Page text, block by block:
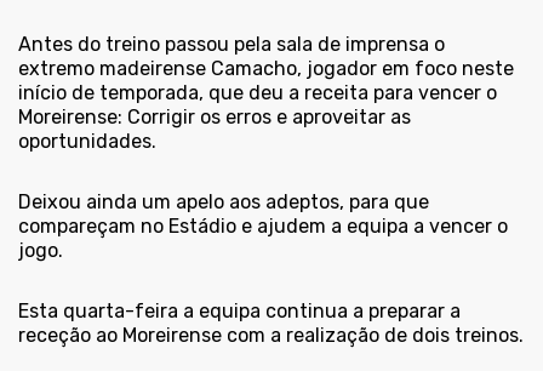
Antes do treino passou pela sala de imprensa o
extremo madeirense Camacho, jogador em foco neste
início de temporada, que deu a receita para vencer o
Moreirense: Corrigir os erros e aproveitar as
oportunidades.
Deixou ainda um apelo aos adeptos, para que
compareçam no Estádio e ajudem a equipa a vencer o
jogo.
Esta quarta-feira a equipa continua a preparar a
receção ao Moreirense com a realização de dois treinos.